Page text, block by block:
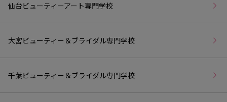
仙台ビューティーアート専門学校
大宮ビューティー＆ブライダル専門学校
千葉ビューティー＆ブライダル専門学校